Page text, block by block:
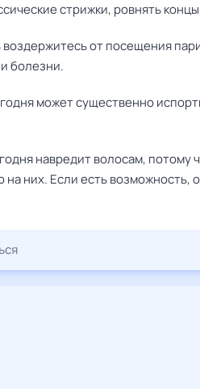
стрижки, ровнять
воздержитесь от посещения
болезни.
может существенно
навредит волосам, потому
на них. Если есть возможность,